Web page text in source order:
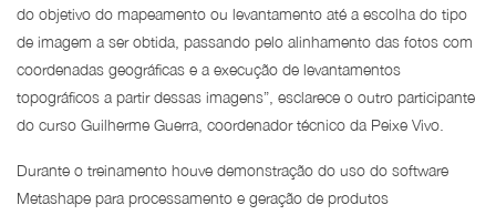
do objetivo do mapeamento ou levantamento até a escolha do tipo
de imagem a ser obtida, passando pelo alinhamento das fotos com
coordenadas geográficas e a execução de levantamentos
topográficos a partir dessas imagens”, esclarece o outro participante
do curso Guilherme Guerra, coordenador técnico da Peixe Vivo.
Durante o treinamento houve demonstração do uso do software
Metashape para processamento e geração de produtos